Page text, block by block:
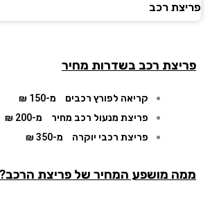
רכב
רכב בשדרות מחיר
קריאה לפורץ רכבים
מ-150 ₪
פריצת מנעול רכב מחיר
מ-200 ₪
פריצת רכבי יוקרה
מ-350 ₪
מושפע המחיר של פריצת הרכב?